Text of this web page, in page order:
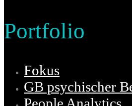
Portfolio
Fokus
GB psychischer